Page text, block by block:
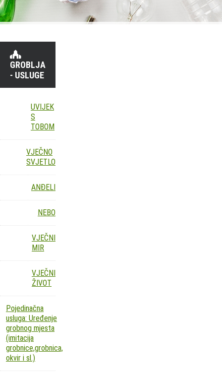
GROBLJA
- USLUGE
UVIJEK
S
TOBOM
VJEČNO
SVJETLO
ANĐELI
NEBO
VJEČNI
MIR
VJEČNI
ŽIVOT
Pojedinačna
usluga: Uređenje
grobnog mjesta
(imitacija
grobnice,grobnica,
okvir i sl.)